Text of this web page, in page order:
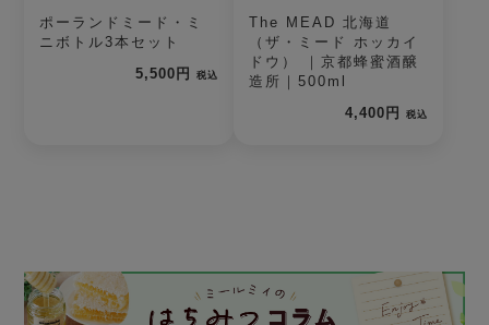
ポーランドミード・ミ
ニボトル3本セット
5,500円
税込
The MEAD 北海道
（ザ・ミード ホッカイ
ドウ） ｜京都蜂蜜酒醸
造所｜500ml
4,400円
税込